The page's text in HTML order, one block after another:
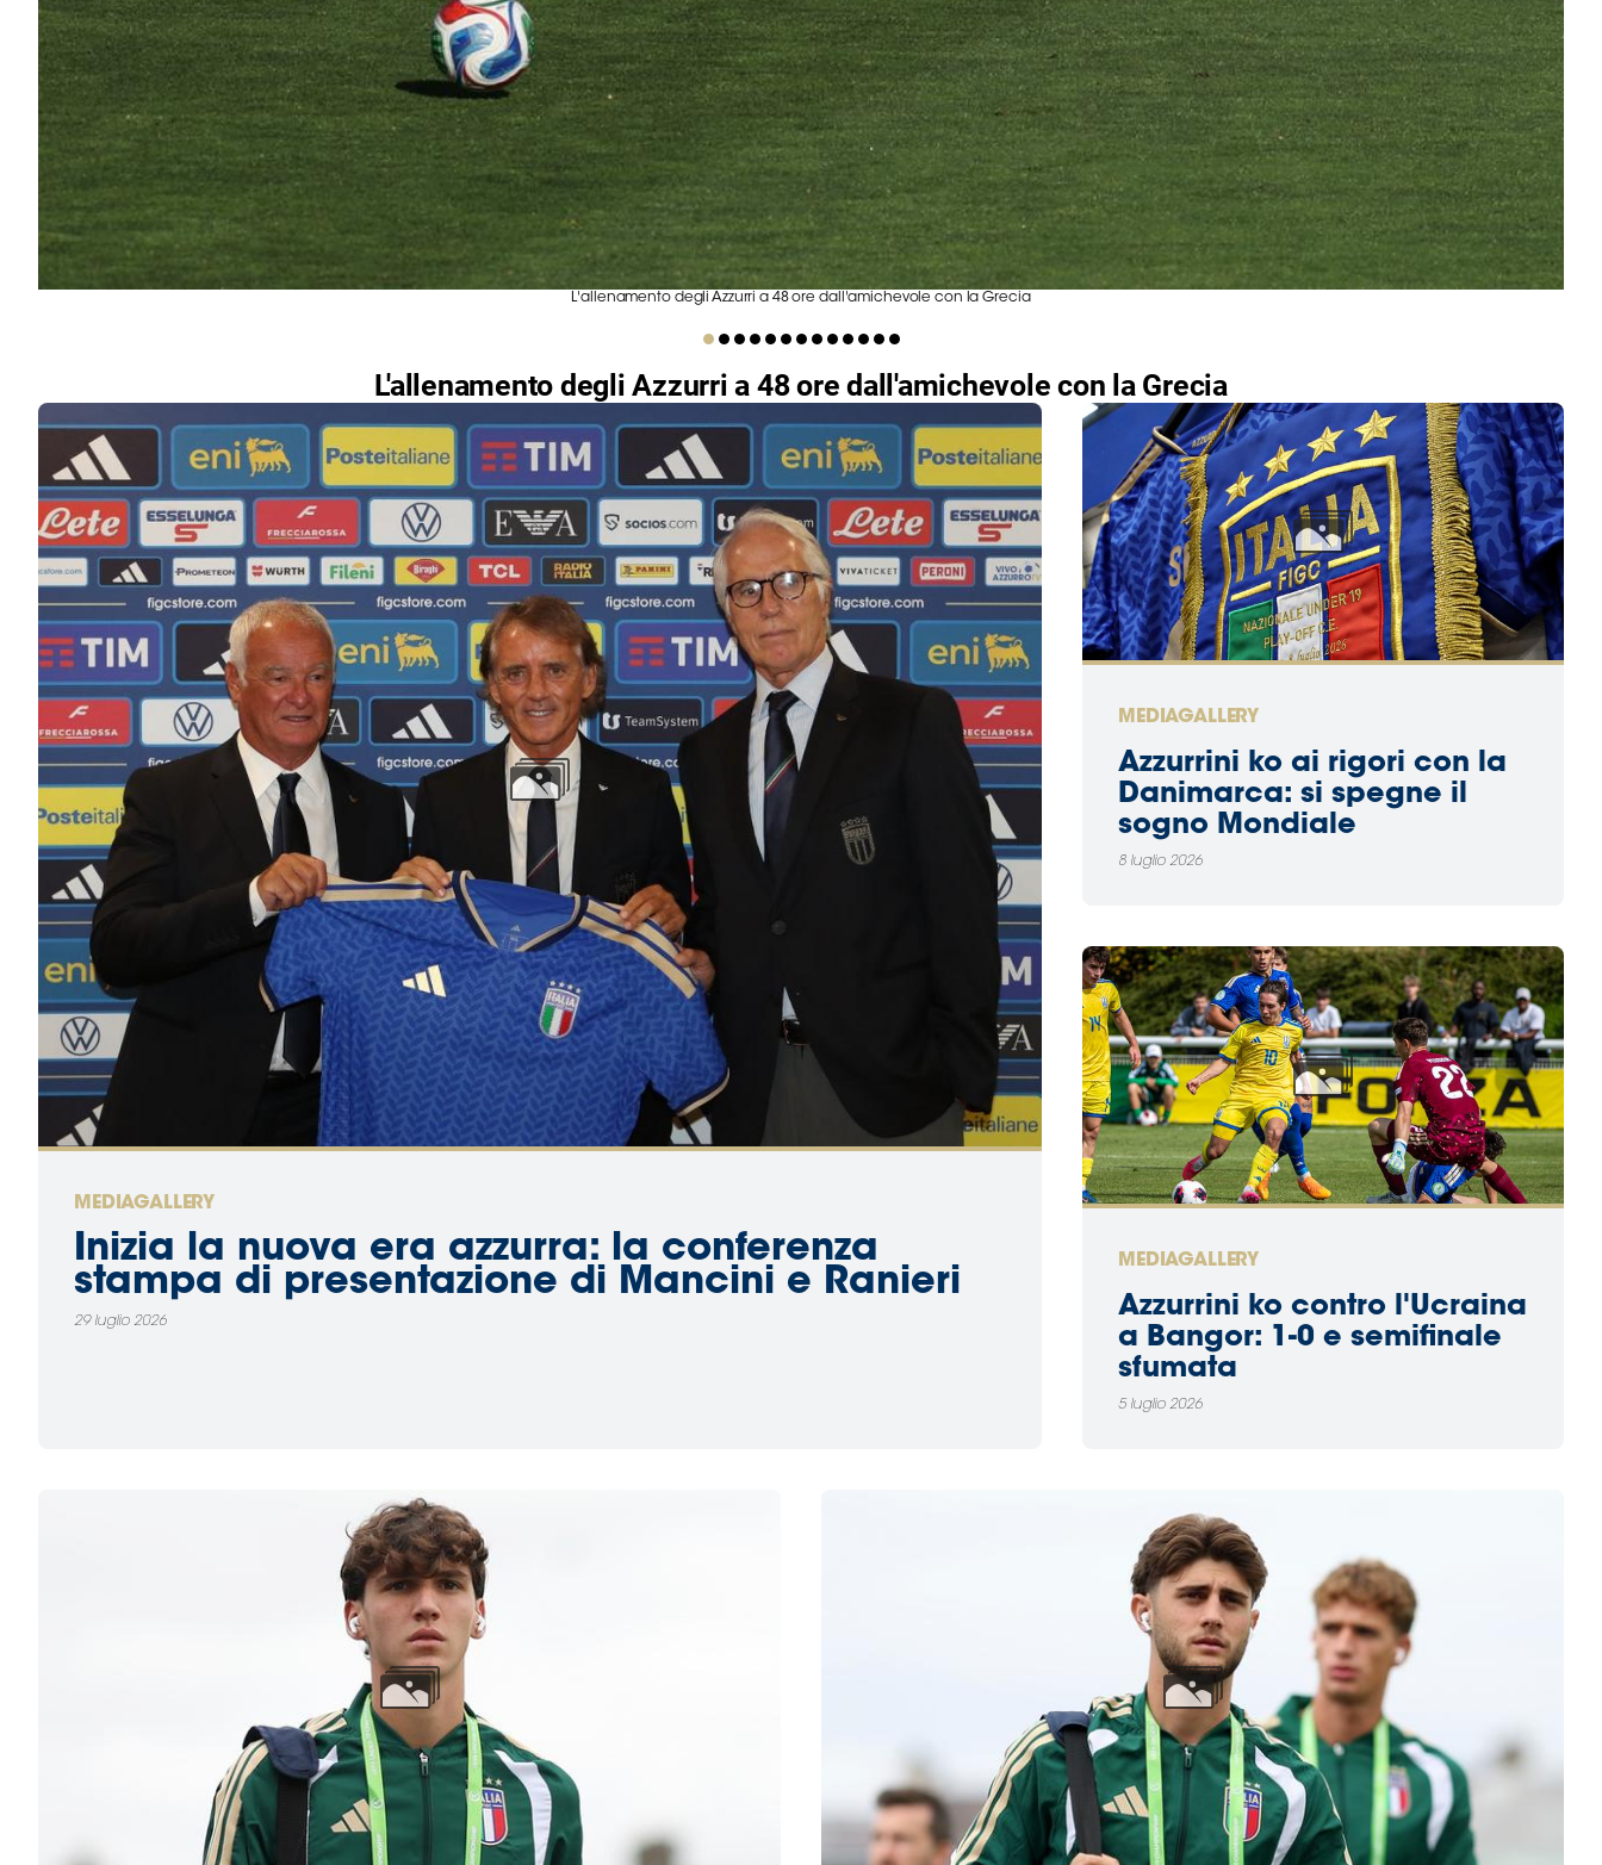
L'allenamento degli Azzurri a 48 ore dall'amichevole con la Grecia
L'allenamento degli Azzurri a 48 ore dall'amichevole con la Grecia
MEDIAGALLERY
Inizia la nuova era azzurra: la conferenza
stampa di presentazione di Mancini e Ranieri
29 luglio 2026
MEDIAGALLERY
Azzurrini ko ai rigori con la
Danimarca: si spegne il
sogno Mondiale
8 luglio 2026
MEDIAGALLERY
Azzurrini ko contro l'Ucraina
a Bangor: 1-0 e semifinale
sfumata
5 luglio 2026